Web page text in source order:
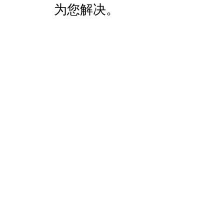
为您解决。